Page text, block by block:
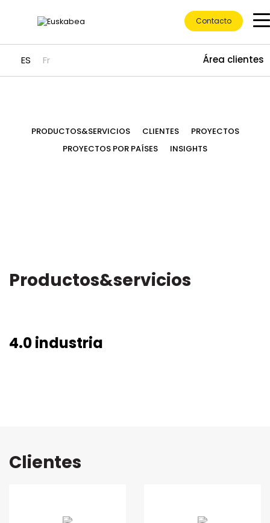
ES Fr Área clientes
Contacto
PRODUCTOS&SERVICIOS CLIENTES
PROYECTOS
PROYECTOS POR PAÍSES
INSIGHTS
Productos&servicios
4.0 industria
Clientes